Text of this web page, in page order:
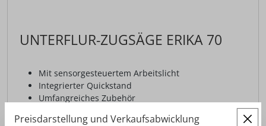
UNTERFLUR-ZUGSÄGE ERIKA 70
Mit sensorgesteuertem Arbeitslicht
Integrierter Quickstand
Umfangreiches Zubehör
Preisdarstellung und Verkaufsabwicklung